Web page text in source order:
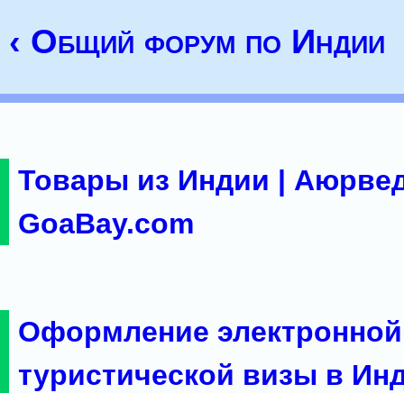
‹ Общий форум по Индии
Товары из Индии |
GoaBay.com
Оформление электронной
туристической визы в